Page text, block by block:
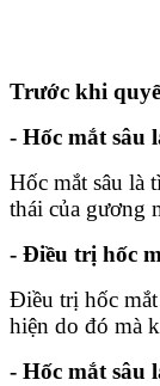
Trước khi
- Hốc mắt sâu
Hốc mắt sâu là
thái của gương
- Điều trị hốc
Điều trị hốc mắt
hiện do đó mà
- Hốc mắt sâu